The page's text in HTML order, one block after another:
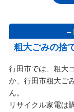
–
粗大ごみの捨
行田市では、粗大
か、行田市粗大ご
ん。
リサイクル家電は